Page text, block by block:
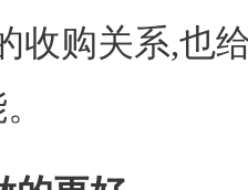
收购关系,也